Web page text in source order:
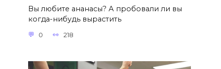
Вы любите ананасы? А пробовали ли вы
когда-нибудь вырастить
0 218